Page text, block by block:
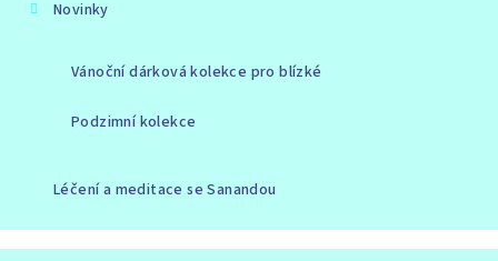
Novinky
Vánoční dárková kolekce pro blízké
Podzimní kolekce
Léčení a meditace se Sanandou